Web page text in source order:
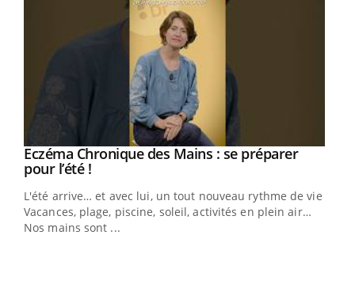
Youtube
Eczéma Chronique des Mains : se préparer
pour l’été !Youtube
L'été arrive… et avec lui, un tout nouveau rythme de vie !
Vacances, plage, piscine, soleil, activités en plein air…
Nos mains sont ...